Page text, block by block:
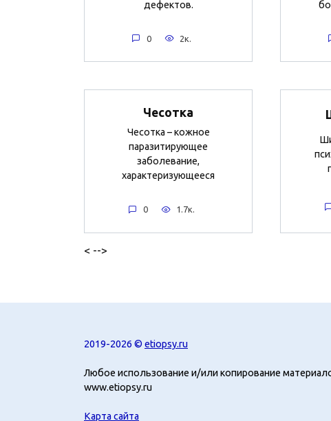
дефектов.
0 2к.
Чесотка
Чесотка – кожное
паразитирующее
заболевание,
характеризующееся
0 1.7к.
< -->
2019-2026 © etiopsy.ru
Любое использование и/или копирование
www.etiopsy.ru
Карта сайта